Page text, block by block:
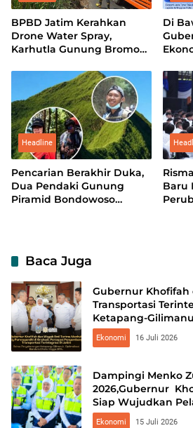
BPBD Jatim Kerahkan
Drone Water Spray,
Karhutla Gunung Bromo
Di
dan
Headline
Pencarian Berakhir Duka,
Dua Pendaki Gunung
Piramid Bondowoso
Baru
Baca Juga
Gubernur Khofifah
Transportasi
Ketapang-
Ekonomi 16 Juli 2026
Dampingi Menko
2026,Gubernur
Siap Wujudkan
Cerdas, dan
Ekonomi 15 Juli 2026